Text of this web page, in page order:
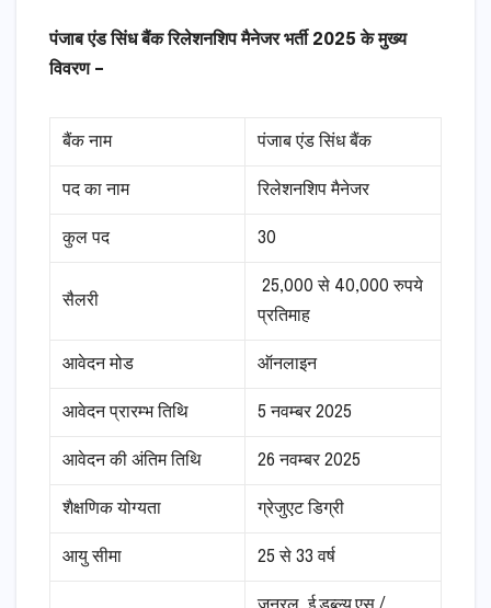
पंजाब एंड सिंध बैंक रिलेशनशिप मैनेजर भर्ती 2025 के मुख्य
विवरण –
बैंक नाम पंजाब एंड सिंध बैंक
पद का नाम रिलेशनशिप मैनेजर
कुल पद 30
सैलरी
25,000 से 40,000 रुपये
प्रतिमाह
आवेदन मोड ऑनलाइन
आवेदन प्रारम्भ तिथि 5 नवम्बर 2025
आवेदन की अंतिम तिथि 26 नवम्बर 2025
शैक्षणिक योग्यता ग्रेजुएट डिग्री
आयु सीमा 25 से 33 वर्ष